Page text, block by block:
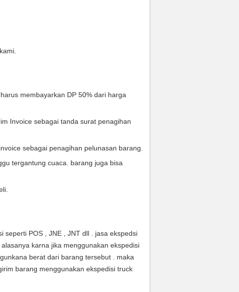
membayarkan DP 50% dari harga
Invoice sebagai tanda surat penagihan
sebagai penagihan pelunasan barang.
tergantung cuaca. barang juga bisa
seperti POS , JNE , JNT dll . jasa ekspedsi
karna jika menggunakan ekspedisi
berat dari barang tersebut . maka
barang menggunakan ekspedisi truck